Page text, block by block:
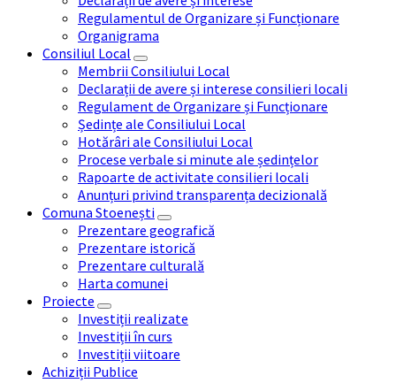
Regulamentul de Organizare și Funcționare
Organigrama
Consiliul Local
Membrii Consiliului Local
Declarații de avere și interese consilieri locali
Regulament de Organizare și Funcționare
Ședințe ale Consiliului Local
Hotărâri ale Consiliului Local
Procese verbale si minute ale ședințelor
Rapoarte de activitate consilieri locali
Anunțuri privind transparența decizională
Comuna Stoenești
Prezentare geografică
Prezentare istorică
Prezentare culturală
Harta comunei
Proiecte
Investiții realizate
Investiții în curs
Investiții viitoare
Achiziții Publice